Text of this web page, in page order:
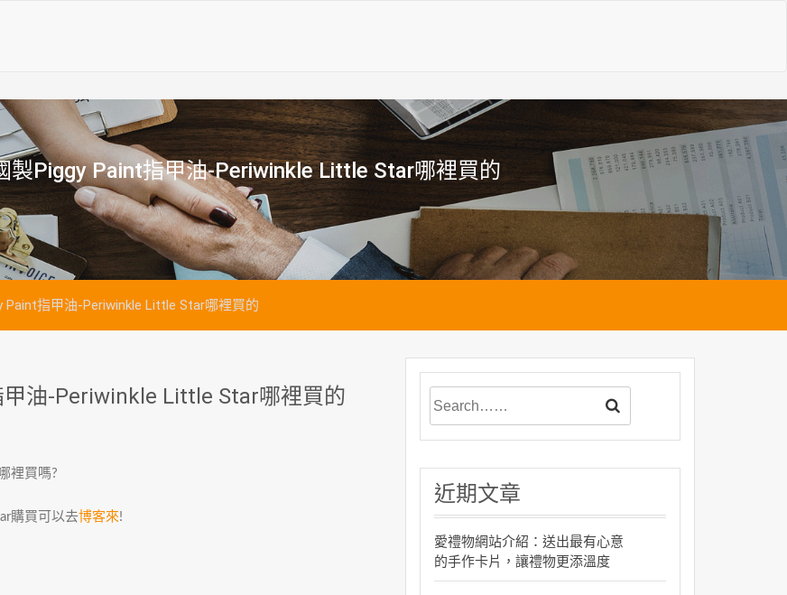
製Piggy Paint指甲油-Periwinkle Little Star哪裡買的
Paint指甲油-Periwinkle Little Star哪裡買的
油-Periwinkle Little Star哪裡買的
裡買嗎?
購買可以去博客來!
近期文章
愛禮物網站介紹：送出最有心意
的手作卡片，讓禮物更添溫度